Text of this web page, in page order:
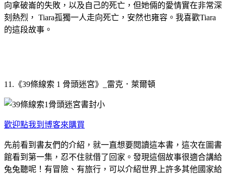
向拿破崙的失敗，以及自己的死亡，但她倆的愛情實在非常深
刻熱烈， Tiara孤獨一人走向死亡，安然也雍容。我喜歡Tiara
的這段故事。
11.《39條線索 1 骨頭迷宮》_雷克．萊爾頓
歡迎點我到博客來購買
先前看到書友們的介紹，就一直想要閱讀這本書，這次在圖書
館看到第一集，忍不住就借了回家。發現這個故事很適合講給
兔兔聽呢！有冒險、有旅行，可以介紹世界上許多其他國家給